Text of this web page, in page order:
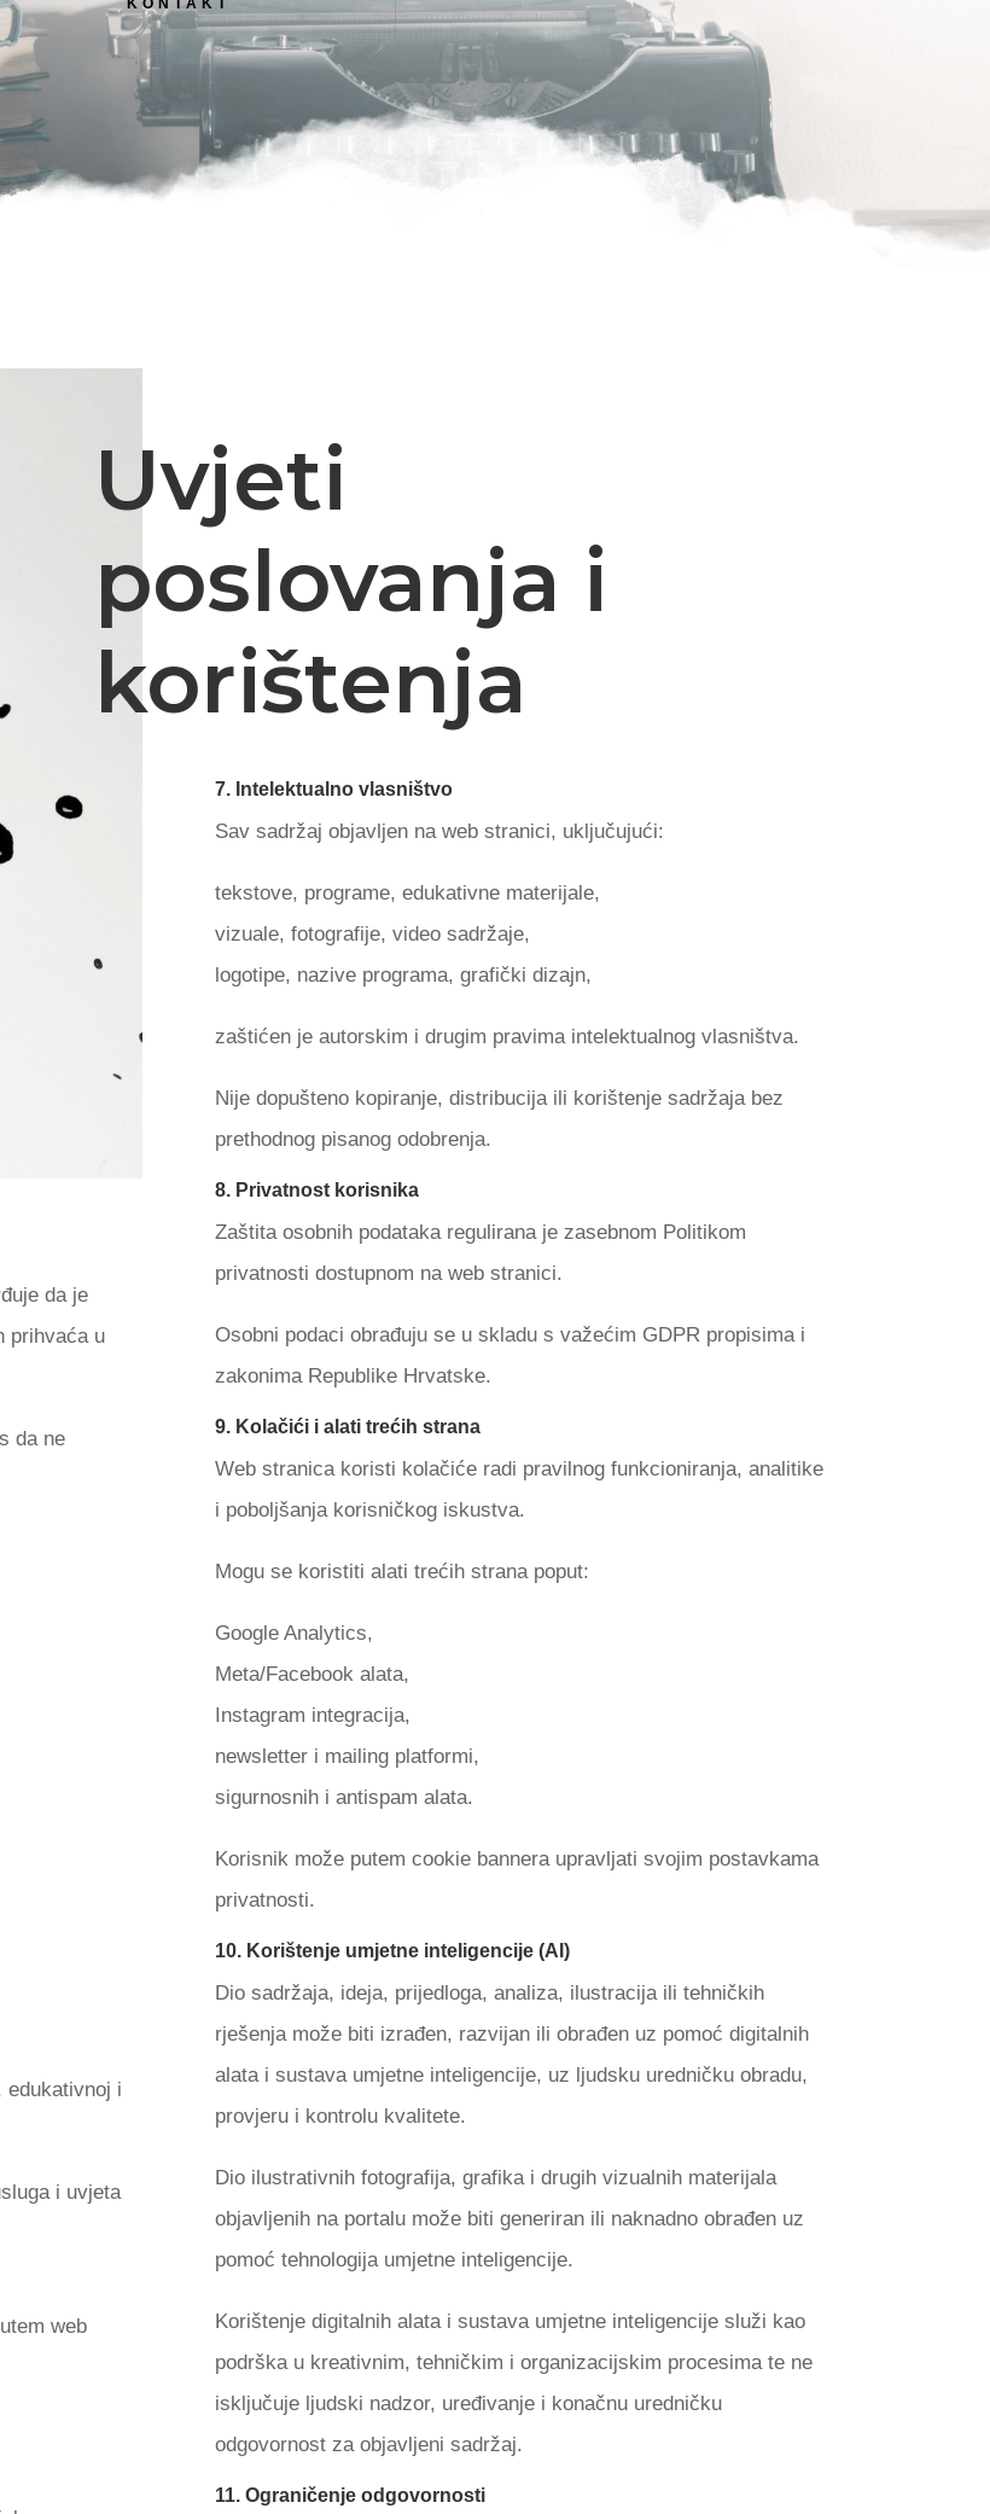
KONTAKT
da je
prihvaća u
da ne
edukativnoj i
i uvjeta
web
Uvjeti
poslovanja i
korištenja
7. Intelektualno vlasništvo
Sav sadržaj objavljen na web stranici, uključujući:
tekstove, programe, edukativne materijale,
vizuale, fotografije, video sadržaje,
logotipe, nazive programa, grafički dizajn,
zaštićen je autorskim i drugim pravima intelektualnog vlasništva.
Nije dopušteno kopiranje, distribucija ili korištenje sadržaja bez
prethodnog pisanog odobrenja.
8. Privatnost korisnika
Zaštita osobnih podataka regulirana je zasebnom Politikom
privatnosti dostupnom na web stranici.
Osobni podaci obrađuju se u skladu s važećim GDPR propisima i
zakonima Republike Hrvatske.
9. Kolačići i alati trećih strana
Web stranica koristi kolačiće radi pravilnog funkcioniranja, analitike
i poboljšanja korisničkog iskustva.
Mogu se koristiti alati trećih strana poput:
Google Analytics,
Meta/Facebook alata,
Instagram integracija,
newsletter i mailing platformi,
sigurnosnih i antispam alata.
Korisnik može putem cookie bannera upravljati svojim postavkama
privatnosti.
10. Korištenje umjetne inteligencije (AI)
Dio sadržaja, ideja, prijedloga, analiza, ilustracija ili tehničkih
rješenja može biti izrađen, razvijan ili obrađen uz pomoć digitalnih
alata i sustava umjetne inteligencije, uz ljudsku uredničku obradu,
provjeru i kontrolu kvalitete.
Dio ilustrativnih fotografija, grafika i drugih vizualnih materijala
objavljenih na portalu može biti generiran ili naknadno obrađen uz
pomoć tehnologija umjetne inteligencije.
Korištenje digitalnih alata i sustava umjetne inteligencije služi kao
podrška u kreativnim, tehničkim i organizacijskim procesima te ne
isključuje ljudski nadzor, uređivanje i konačnu uredničku
odgovornost za objavljeni sadržaj.
11. Ograničenje odgovornosti